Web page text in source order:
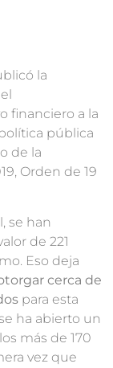
la
financiero a la
pública
de la
Orden de 19
se han
de 221
Eso deja
cerca de
para esta
ha abierto un
más de 170
vez que